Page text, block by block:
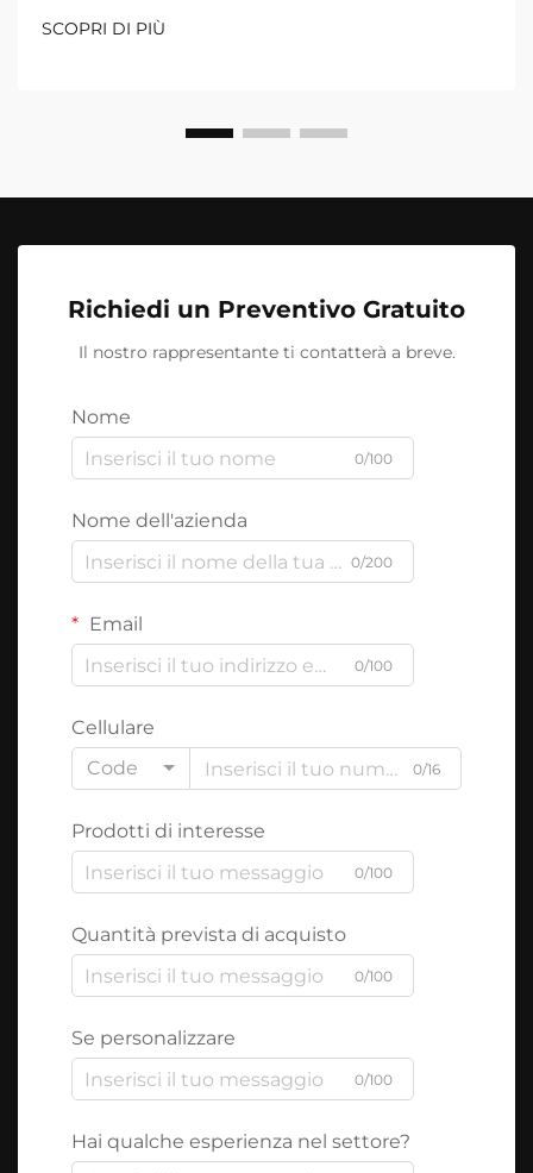
SCOPRI DI PIÙ
Richiedi un Preventivo Gratuito
Il nostro rappresentante ti contatterà a breve.
Nome
0/100
Nome dell'azienda
0/200
Email
0/100
Cellulare
Code
0/16
Prodotti di interesse
0/100
Quantità prevista di acquisto
0/100
Se personalizzare
0/100
Hai qualche esperienza nel settore?